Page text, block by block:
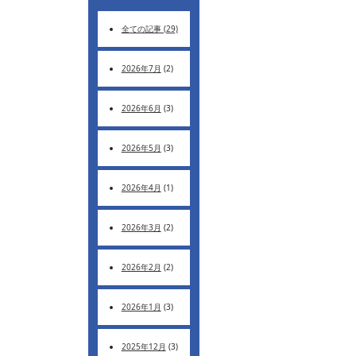
全ての記事 (29)
2026年7月 (2)
2026年6月 (3)
2026年5月 (3)
2026年4月 (1)
2026年3月 (2)
2026年2月 (2)
2026年1月 (3)
2025年12月 (3)